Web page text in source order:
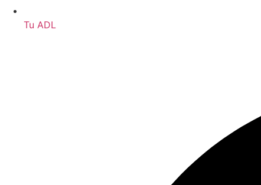
Tu ADL